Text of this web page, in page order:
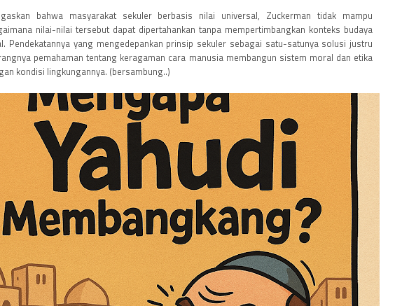
bahwa masyarakat sekuler berbasis nilai universal, Zuckerman tidak mampu
nilai-nilai tersebut dapat dipertahankan tanpa mempertimbangkan konteks budaya
Pendekatannya yang mengedepankan prinsip sekuler sebagai satu-satunya solusi justru
pemahaman tentang keragaman cara manusia membangun sistem moral dan etika
kondisi lingkungannya. (bersambung..)